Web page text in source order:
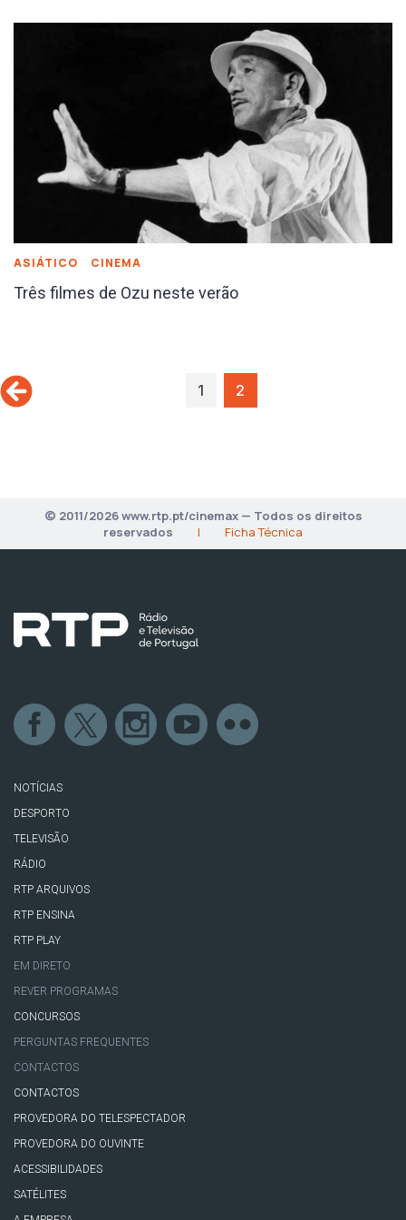
ASIÁTICO CINEMA
Três filmes de Ozu neste verão
1 2
© 2011/2026 www.rtp.pt/cinemax — Todos os direitos
reservados
| Ficha Técnica
NOTÍCIAS
DESPORTO
TELEVISÃO
RÁDIO
RTP ARQUIVOS
RTP ENSINA
RTP PLAY
EM DIRETO
REVER PROGRAMAS
CONCURSOS
PERGUNTAS FREQUENTES
CONTACTOS
CONTACTOS
PROVEDORA DO TELESPECTADOR
PROVEDORA DO OUVINTE
ACESSIBILIDADES
SATÉLITES